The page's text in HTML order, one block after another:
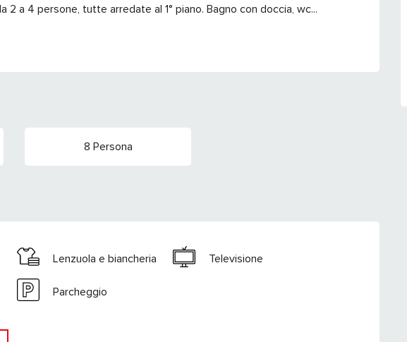
a 4 persone, tutte arredate al 1° piano. Bagno con doccia, wc...
8 Persona
Lenzuola e biancheria Televisione
Parcheggio